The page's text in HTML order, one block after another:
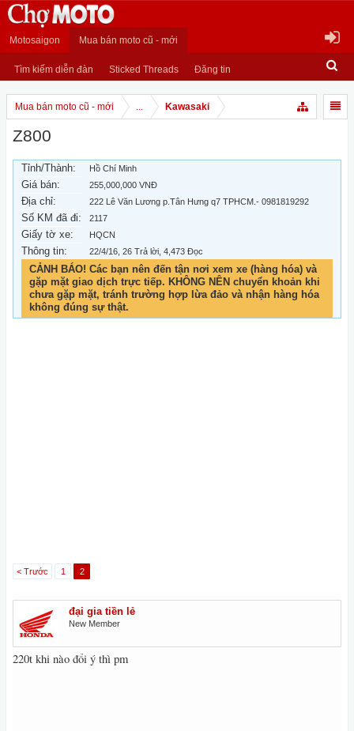
Motosaigon Mua bán moto cũ - mới
Tìm kiếm diễn đàn Sticked Threads Đăng tin
Mua bán moto cũ - mới ... Kawasaki
Z800
Tỉnh/Thành: Hồ Chí Minh
Giá bán: 255,000,000 VNĐ
Địa chỉ: 222 Lê Văn Lương p.Tân Hưng q7 TPHCM.- 0981819292
Số KM đã đi: 2117
Giấy tờ xe: HQCN
Thông tin: 22/4/16 , 26 Trả lời, 4,473 Đọc
CẢNH BÁO! Các bạn nên đến tận nơi xem xe (hàng hóa) và
gặp mặt giao dịch trực tiếp. KHÔNG NÊN chuyển khoản khi
chưa gặp mặt, tránh trường hợp lừa đảo và nhận hàng hóa
không đúng sự thật.
< Trước 1 2
đại gia tiền lẻ
New Member
220t khi nào đổi ý thì pm